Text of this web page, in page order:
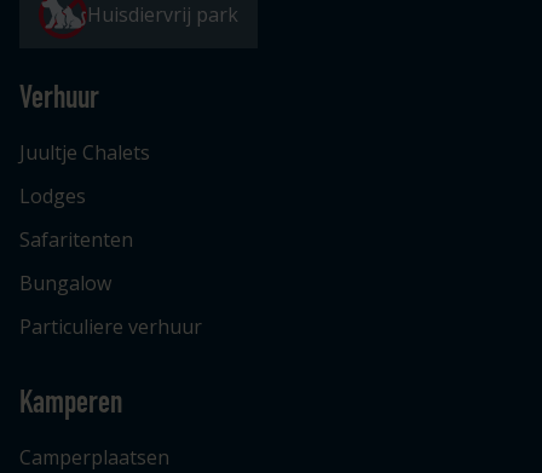
Huisdiervrij park
Verhuur
Juultje Chalets
Lodges
Safaritenten
Bungalow
Particuliere verhuur
Kamperen
Camperplaatsen